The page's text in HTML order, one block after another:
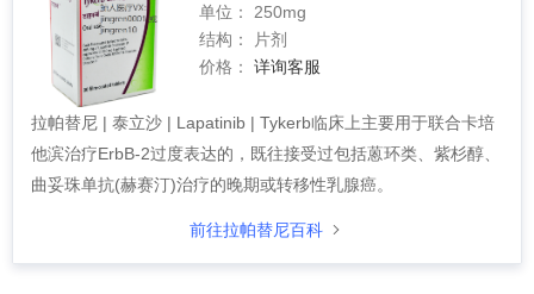
单位： 250mg
结构：
片剂
价格： 详询客服
拉帕替尼 | 泰立沙 | Lapatinib | Tykerb临床上主要用于联合卡培
他滨治疗ErbB-2过度表达的，既往接受过包括蒽环类、紫杉醇、
曲妥珠单抗(赫赛汀)治疗的晚期或转移性乳腺癌。
前往拉帕替尼百科